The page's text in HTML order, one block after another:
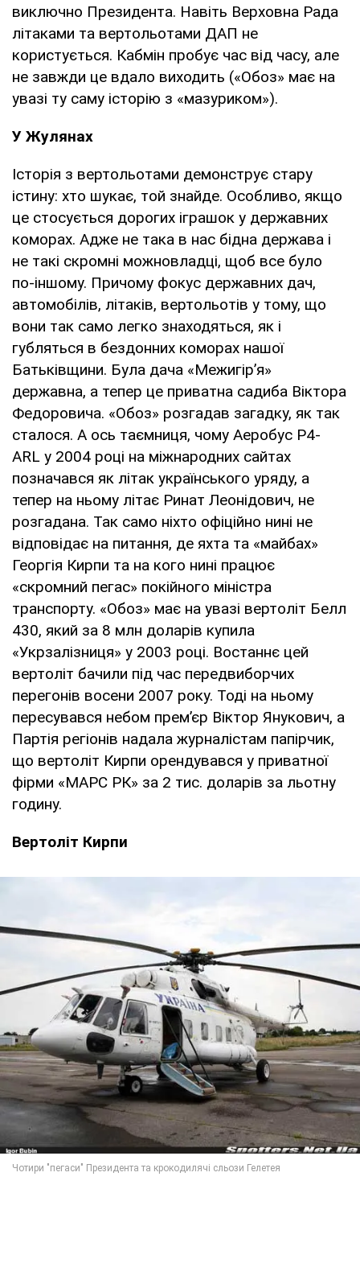
виключно Президента. Навіть Верховна Рада
літаками та вертольотами ДАП не
користується. Кабмін пробує час від часу, але
не завжди це вдало виходить («Обоз» має на
увазі ту саму історію з «мазуриком»).
У Жулянах
Історія з вертольотами демонструє стару
істину: хто шукає, той знайде. Особливо, якщо
це стосується дорогих іграшок у державних
коморах. Адже не така в нас бідна держава і
не такі скромні можновладці, щоб все було
по-іншому. Причому фокус державних дач,
автомобілів, літаків, вертольотів у тому, що
вони так само легко знаходяться, як і
губляться в бездонних коморах нашої
Батьківщини. Була дача «Межигір’я»
державна, а тепер це приватна садиба Віктора
Федоровича. «Обоз» розгадав загадку, як так
сталося. А ось таємниця, чому Аеробус Р4-
АRL у 2004 році на міжнародних сайтах
позначався як літак українського уряду, а
тепер на ньому літає Ринат Леонідович, не
розгадана. Так само ніхто офіційно нині не
відповідає на питання, де яхта та «майбах»
Георгія Кирпи та на кого нині працює
«скромний пегас» покійного міністра
транспорту. «Обоз» має на увазі вертоліт Белл
430, який за 8 млн доларів купила
«Укрзалізниця» у 2003 році. Востаннє цей
вертоліт бачили під час передвиборчих
перегонів восени 2007 року. Тоді на ньому
пересувався небом прем’єр Віктор Янукович, а
Партія регіонів надала журналістам папірчик,
що вертоліт Кирпи орендувався у приватної
фірми «МАРС РК» за 2 тис. доларів за льотну
годину.
Вертоліт Кирпи